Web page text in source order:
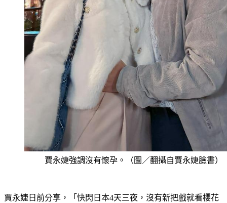
賈永婕強調沒有懷孕。（圖／翻攝自賈永婕臉書）
（也快結束了）跑步、陪老公參訪日本建築設計公司、吃吃喝